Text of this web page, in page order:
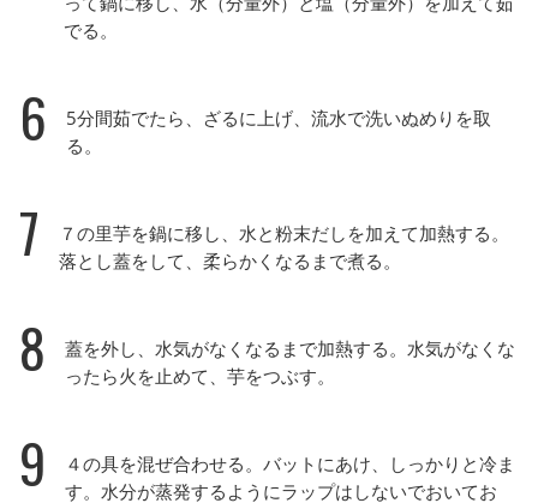
でる。
6
5分間茹でたら、ざるに上げ、流水で洗いぬめりを取
る。
7
７の里芋を鍋に移し、水と粉末だしを加えて加熱する。
落とし蓋をして、柔らかくなるまで煮る。
8
蓋を外し、水気がなくなるまで加熱する。水気がなくな
ったら火を止めて、芋をつぶす。
9
４の具を混ぜ合わせる。バットにあけ、しっかりと冷ま
す。水分が蒸発するようにラップはしないでおいてお